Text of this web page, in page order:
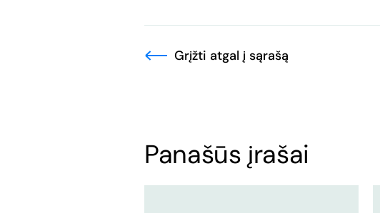
Grįžti atgal į sąrašą
Panašūs įrašai